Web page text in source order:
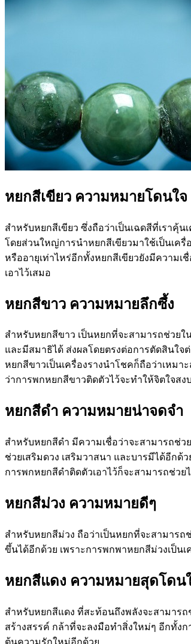
หยกสีเขียว ความหมายโดนใจ
สำหรับหยกสีเขียว ซึ่งถือว่าเป็นเฉดสีที่เราคุ้
โดยส่วนใหญ่การนำหยกสีเขียวมาใช้เป็นเครื่
หรืออายุเท่าไหร่อีกทั้งหยกสีเขียวยังมีความ
เอาไว้เสมอ
หยกสีขาว ความหมายลึกซึ้ง
สำหรับหยกสีขาว เป็นหยกที่จะสามารถช่วยใ
และมีสมาธิได้ ส่งผลโดยตรงต่อการตัดสินใจ
หยกสีขาวเป็นเครื่องรางนำโชคก็ถือว่าเหม
ว่าการพกหยกสีขาวติดตัวไว้จะทำให้จิตใจส
หยกสีดำ ความหมายน่าจดจำ
สำหรับหยกสีดำ มีความเชื่อว่าจะสามารถช่ว
ช่วยเสริมดวง เสริมวาสนา และบารมีได้อีก
การพกหยกสีดำติดตัวเอาไว้ก็จะสามารถช่วย
หยกสีม่วง ความหมายดีๆ
สำหรับหยกสีม่วง ถือว่าเป็นหยกที่จะสามาร
ขึ้นได้อีกด้วย เพราะการพกพาหยกสีม่วงเป็
หยกสีแดง ความหมายสุดโดน
สำหรับหยกสีแดง ที่สะท้อนถึงพลังจะสามาร
สร้างสรรค์ กล้าที่จะลงมือทำสิ่งใหม่ๆ อีกทั้งก
ต้นความรักใหม่อีกด้วย